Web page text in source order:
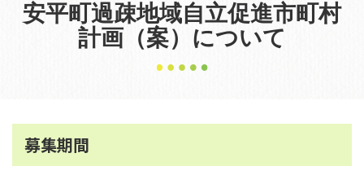
安平町過疎地域自立促進市町村
計画（案）について
募集期間